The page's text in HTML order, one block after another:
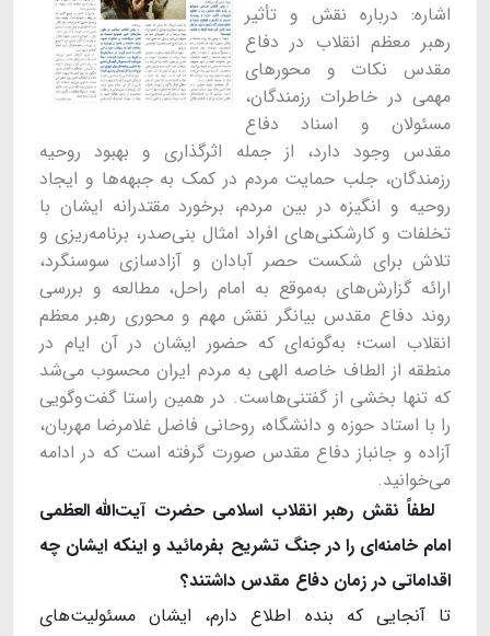
اشاره: درباره نقش و تأثیر
رهبر معظم انقلاب در دفاع
مقدس نکات و محورهای
مهمی در خاطرات رزمندگان،
مسئولان و اسناد دفاع
مقدس وجود دارد، از جمله اثرگذاری و بهبود روحیه
رزمندگان، جلب حمایت مردم در کمک به جبهه‌ها و ایجاد
روحیه و انگیزه در بین مردم، برخورد مقتدرانه ایشان با
تخلفات و کارشکنی‌های افراد امثال بنی‌صدر، برنامه‌ریزی و
تلاش برای شکست حصر آبادان و آزادسازی سوسنگرد،
ارائه گزارش‌های به‌‌موقع به امام راحل، مطالعه و بررسی
روند دفاع مقدس بیانگر نقش مهم و محوری رهبر معظم
انقلاب است؛ به‌گونه‌ای که حضور ایشان در آن ایام در
منطقه از الطاف خاصه الهی به مردم ایران محسوب می‌شد
که تنها بخشی از گفتنی‌هاست. در همین راستا گفت‌وگویی
را با استاد حوزه و دانشگاه، روحانی فاضل غلامرضا مهربان،
آزاده و جانباز دفاع مقدس صورت گرفته است که در ادامه
می‌خوانید.
لطفاً نقش رهبر انقلاب اسلامی حضرت آیتالله العظمی
امام خامنهای را در جنگ تشریح بفرمائید و اینکه ایشان چه
اقداماتی در زمان دفاع مقدس داشتند؟
تا آنجایی که بنده اطلاع دارم، ایشان مسئولیت‌های